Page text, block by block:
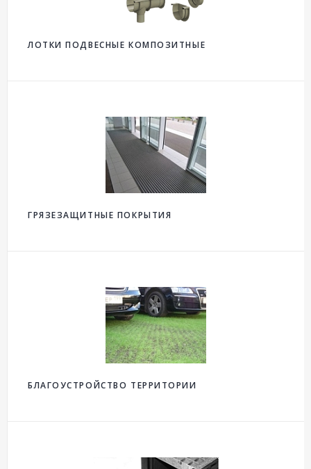
ЛОТКИ ПОДВЕСНЫЕ КОМПОЗИТНЫЕ
ГРЯЗЕЗАЩИТНЫЕ ПОКРЫТИЯ
БЛАГОУСТРОЙСТВО ТЕРРИТОРИИ